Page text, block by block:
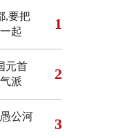
,要把
起
1
元首
派
2
公河
3